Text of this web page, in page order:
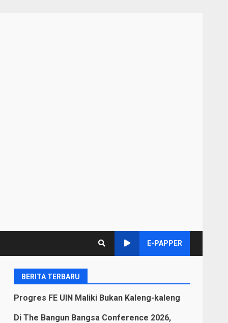
E-PAPPER
BERITA TERBARU
Progres FE UIN Maliki Bukan Kaleng-kaleng
Di The Bangun Bangsa Conference 2026,